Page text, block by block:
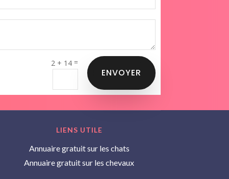
2 + 14=
ENVOYER
LIENS UTILE
Annuaire gratuit sur les chats
Annuaire gratuit sur les chevaux